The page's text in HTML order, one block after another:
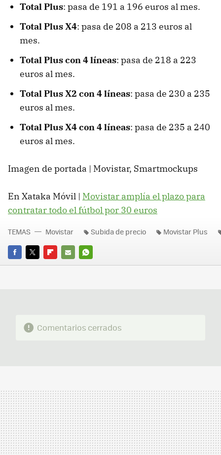
Total Plus: pasa de 191 a 196 euros al mes.
Total Plus X4: pasa de 208 a 213 euros al
mes.
Total Plus con 4 líneas: pasa de 218 a 223
euros al mes.
Total Plus X2 con 4 líneas: pasa de 230 a 235
euros al mes.
Total Plus X4 con 4 líneas: pasa de 235 a 240
euros al mes.
Imagen de portada | Movistar, Smartmockups
En Xataka Móvil | Movistar amplía el plazo para
contratar todo el fútbol por 30 euros
FACEBOOK
TWITTERFLIPBOARD
E-
WHATSAPP
TEMAS Movistar Subida de precio Movistar Plus
Comentarios cerrados